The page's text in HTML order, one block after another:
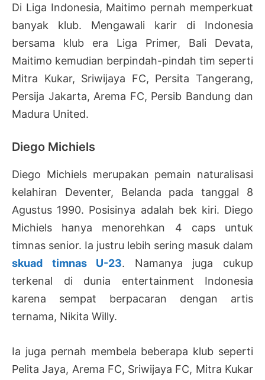
Di Liga Indonesia, Maitimo pernah memperkuat
banyak klub. Mengawali karir di Indonesia
bersama klub era Liga Primer, Bali Devata,
Maitimo kemudian berpindah-pindah tim seperti
Mitra Kukar, Sriwijaya FC, Persita Tangerang,
Persija Jakarta, Arema FC, Persib Bandung dan
Madura United.
Diego Michiels
Diego Michiels merupakan pemain naturalisasi
kelahiran Deventer, Belanda pada tanggal 8
Agustus 1990. Posisinya adalah bek kiri. Diego
Michiels hanya menorehkan 4 caps untuk
timnas senior. Ia justru lebih sering masuk dalam
skuad timnas U-23. Namanya juga cukup
terkenal di dunia entertainment Indonesia
karena sempat berpacaran dengan artis
ternama, Nikita Willy.
Ia juga pernah membela beberapa klub seperti
Pelita Jaya, Arema FC, Sriwijaya FC, Mitra Kukar